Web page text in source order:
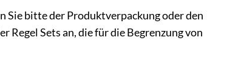
Sie bitte der Produktverpackung oder den
Sets an, die für die Begrenzung von